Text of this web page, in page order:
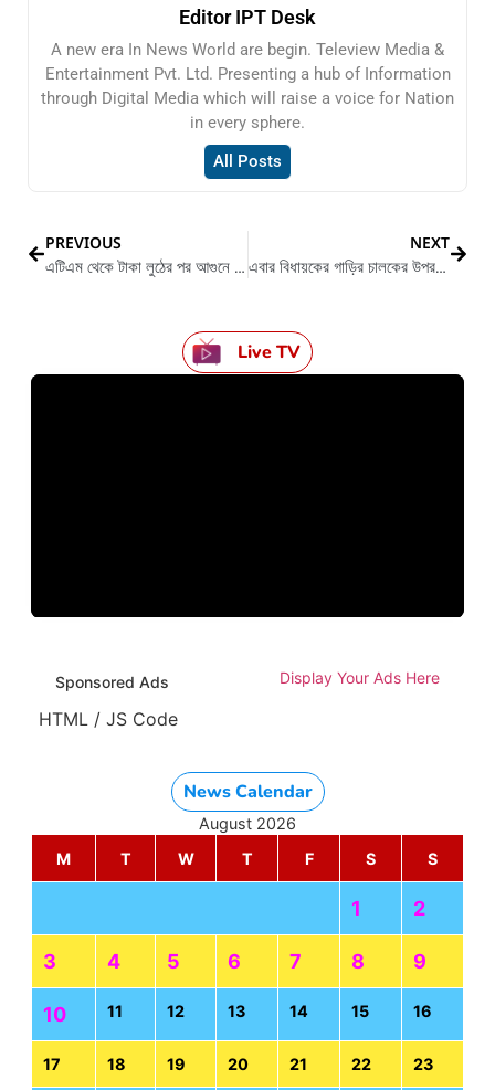
Editor IPT Desk
A new era In News World are begin. Teleview Media &
Entertainment Pvt. Ltd. Presenting a hub of Information
through Digital Media which will raise a voice for Nation
in every sphere.
All Posts
PREVIOUS
এটিএম থেকে টাকা লুঠের পর আগুনে পুড়ে ছারখার মেশিন
NEXT
এবার বিধায়কের গাড়ির চালকের উপর হামলা চালালো বেশ কিছু দুষ্কৃতী
Live TV
Sponsored Ads Display Your Ads Here
HTML / JS Code
News Calendar
August 2026
M
T W T F S S
1 2
3 4 5 6 7 8 9
10 11 12 13 14 15 16
17 18 19 20 21 22 23